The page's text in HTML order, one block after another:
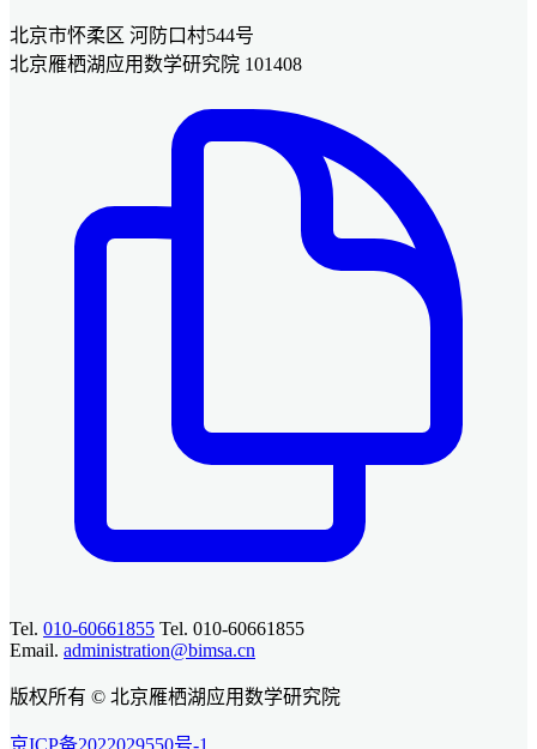
北京市怀柔区 河防口村544号
北京雁栖湖应用数学研究院 101408
Tel. 010-60661855 Tel. 010-60661855
Email. administration@bimsa.cn
版权所有 © 北京雁栖湖应用数学研究院
京ICP备2022029550号-1